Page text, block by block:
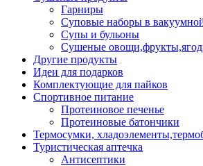
Гарниры
Суповые наборы в
Супы и бульоны
Сушеные
Другие продукты
Идеи для подарков
Комплектующие для пайков
Спортивное питание
Протеиновое печенье
Протеиновые батончики
Термосумки,
Туристическая аптечка
Антисептики